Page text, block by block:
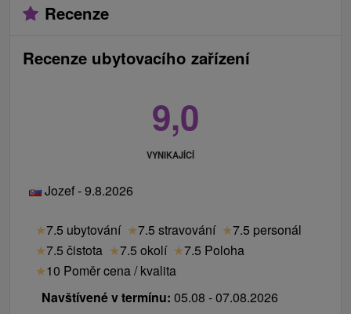
Recenze
Recenze ubytovacího zařízení
9,0
VYNIKAJÍCÍ
Jozef - 9.8.2026
★7.5 ubytování ★7.5 stravování ★7.5 personál
★7.5 čistota ★7.5 okolí ★7.5 Poloha
★10 Poměr cena / kvalita
Navštívené v termínu: 05.08 - 07.08.2026